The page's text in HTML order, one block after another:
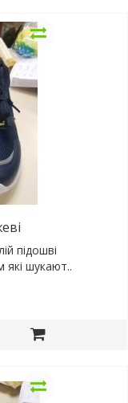
підошві
які шукают..